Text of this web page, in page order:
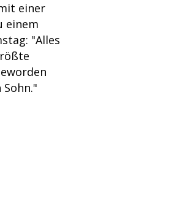
einer
einem
"Alles